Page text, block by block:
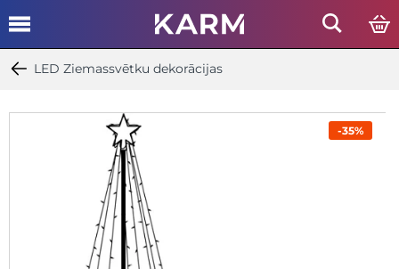
LED Ziemassvētku dekorācijas
-35%